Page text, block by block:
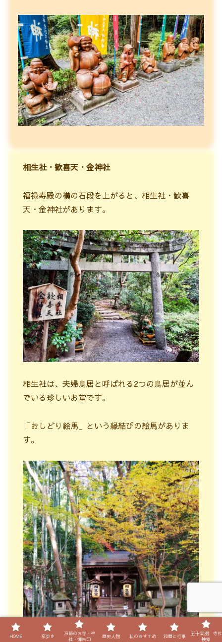
相生社・歓喜天・金神社
福禄寿殿の横の石段を上がると、相生社・歓喜
天・金神社があります。
相生社は、夫婦鳥居と呼ばれる2つの鳥居が並ん
でいる珍しいお堂です。
「おしどり絵馬」という縁結びの絵馬がありま
す。
HOME 京歩き
京都のお寺・神
社・御朱印
歴史人物 私のおすすめ 和暦と行事
五十音別 寺社
検索